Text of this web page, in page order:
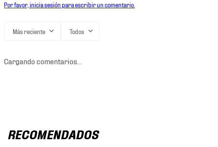
Por favor, inicia sesión para escribir un comentario.
Más reciente Todos
Cargando comentarios…
RECOMENDADOS